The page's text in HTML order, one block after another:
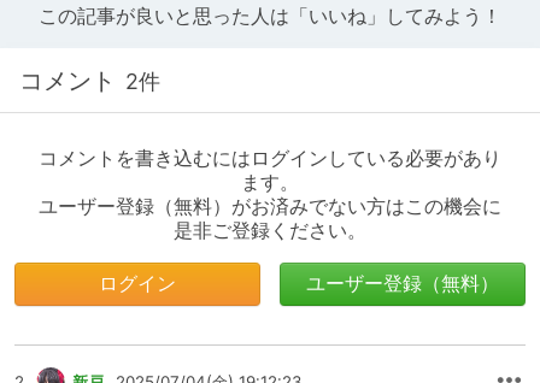
この記事が良いと思った人は「いいね」してみよう！
コメント 2件
コメントを書き込むにはログインしている必要があり
ます。
ユーザー登録（無料）がお済みでない方はこの機会に
是非ご登録ください。
ログイン ユーザー登録（無料）